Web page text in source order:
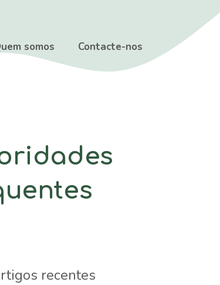
somos Contacte-nos
recentes